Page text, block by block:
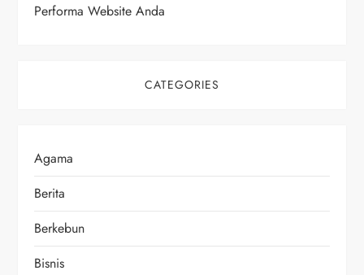
Performa Website Anda
CATEGORIES
Agama
Berita
Berkebun
Bisnis